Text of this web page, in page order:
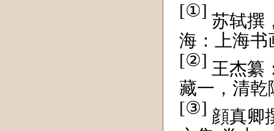
[①]
苏轼撰
海：上海书
[②] 王杰纂
藏一，清乾
[③] 顔真卿